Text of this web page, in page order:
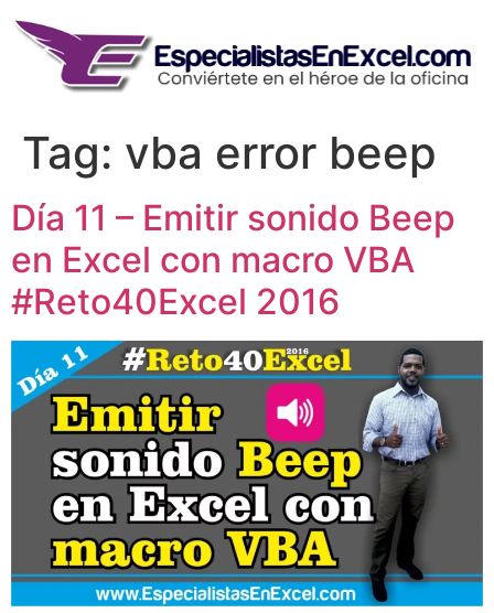
content
Tag: vba error beep
Día 11 – Emitir sonido Beep
en Excel con macro VBA
#Reto40Excel 2016